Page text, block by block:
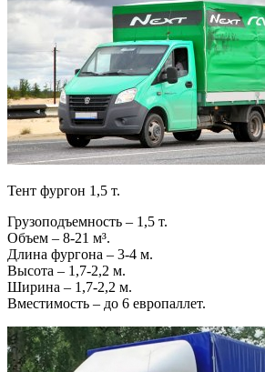
Тент фургон 1,5 т.
Грузоподъемность – 1,5 т.
Объем – 8-21 м³.
Длина фургона – 3-4 м.
Высота – 1,7-2,2 м.
Ширина – 1,7-2,2 м.
Вместимость – до 6 европаллет.